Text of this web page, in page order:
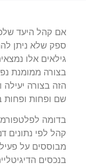
ספק שלא ניתן
גילאים אלו
בצורה ממומנת
הזה בצורה
שם ופחות ופחות
בדומה
קהל לפי נתונים
מבוססים על
בנכסים